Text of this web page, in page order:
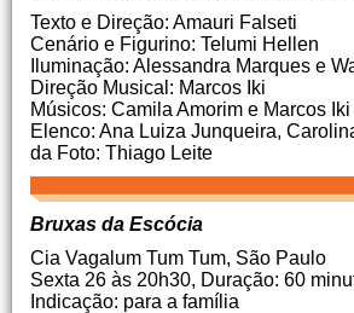
Texto e Direção: Amauri Falseti
Cenário e Figurino: Telumi Hellen
Iluminação: Alessandra Marques e
Direção Musical: Marcos Iki
Músicos: Camila Amorim e Marcos Iki
Elenco: Ana Luiza Junqueira,
da Foto: Thiago Leite
Bruxas da Escócia
Cia Vagalum Tum Tum, São Paulo
Sexta 26 às 20h30, Duração: 60
Indicação: para a família